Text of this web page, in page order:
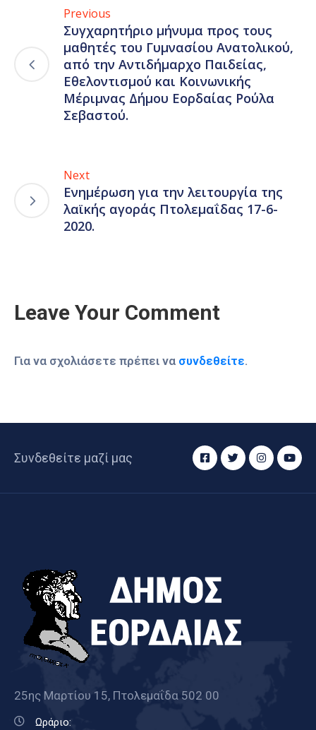
Previous
Συγχαρητήριο μήνυμα προς τους
μαθητές του Γυμνασίου Ανατολικού,
από την Αντιδήμαρχο Παιδείας,
Εθελοντισμού και Κοινωνικής
Μέριμνας Δήμου Εορδαίας Ρούλα
Σεβαστού.
Next
Ενημέρωση για την λειτουργία της
λαϊκής αγοράς Πτολεμαΐδας 17-6-
2020.
Leave Your Comment
Για να σχολιάσετε πρέπει να συνδεθείτε.
Συνδεθείτε μαζί μας
25ης Μαρτίου 15, Πτολεμαΐδα 502 00
Ωράριο: